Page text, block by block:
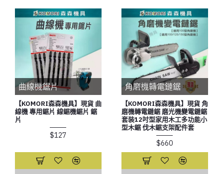
曲線機鋸片
【KOMORI森森機具】現貨 曲
線機 專用鋸片 線鋸機鋸片 鋸
片
$127
角磨機轉電鏈鋸
【KOMORI森森機具】現貨 角
磨機轉電鏈鋸 磨光機變電鏈鋸
套装12吋型家用木工多功能小
型木鋸 伐木鋸支架配件套
$660